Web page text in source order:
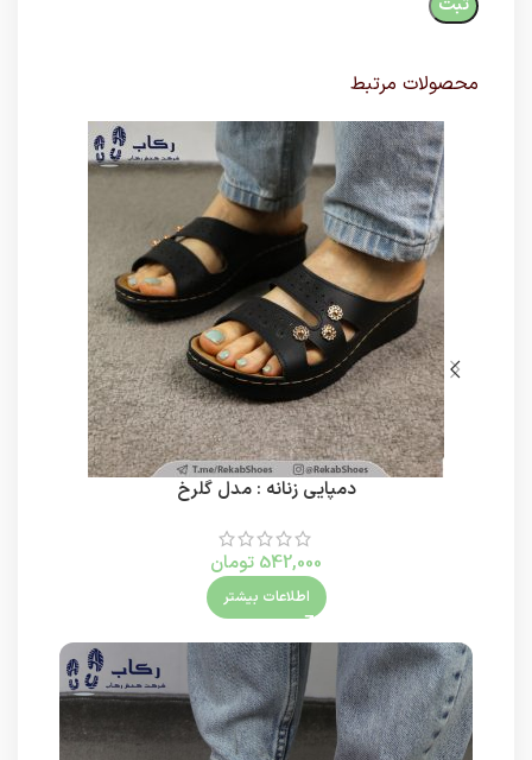
محصولات مرتبط
دمپایی زنانه : مدل گلرخ
542,000 تومان
اطلاعات بیشتر